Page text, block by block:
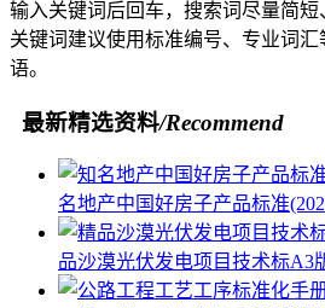
输入关键词后回车，搜索词尽量简短
关键词建议使用标准编号、专业词
语。
最新精选资料/Recommend
名地产中国好房子产品标准
品沙漠光伏发电项目技术标A3